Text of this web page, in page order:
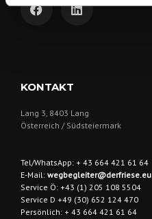
KONTAKT
Lang 3, 8403 Lang
Österreich / Südsteiermark
Tel/WhatsApp: + 43 664 421 61 64
E-Mail: wegbegleiter@derfriese.eu
Service Ö: +43 (1) 205 108 5504
Service D +49 (30) 652 124 470
Persönlich: + 43 664 421 61 64